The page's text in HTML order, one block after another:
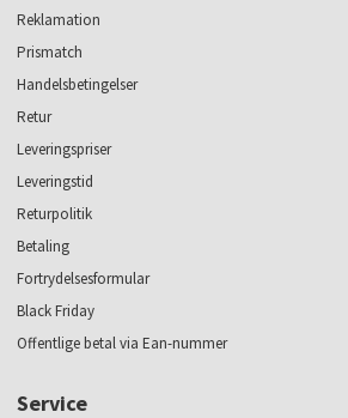
Reklamation
Prismatch
Handelsbetingelser
Retur
Leveringspriser
Leveringstid
Returpolitik
Betaling
Fortrydelsesformular
Black Friday
Offentlige betal via Ean-nummer
Service